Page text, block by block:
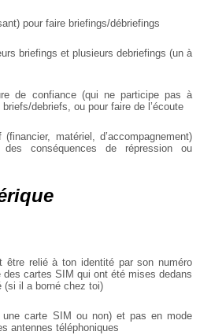
pour faire briefings/débriefings
briefings et plusieurs debriefings (un à
de confiance (qui ne participe pas à
debriefs, ou pour faire de l’écoute
matériel, d’accompagnement)
conséquences de répression ou
être relié à ton identité par son numéro
cartes SIM qui ont été mises dedans
(si il a borné chez toi)
une carte SIM ou non) et pas en mode
antennes téléphoniques